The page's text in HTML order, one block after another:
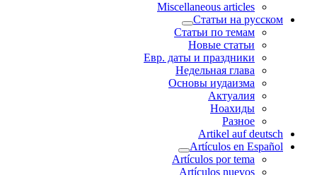
Miscellaneous articles
Статьи на русском
Статьи по темам
Новые статьи
Евр. даты и праздники
Недельная глава
Основы иудаизма
Актуалия
Ноахиды
Разное
Artikel auf deutsch
Artículos en Español
Artículos por tema
Artículos nuevos